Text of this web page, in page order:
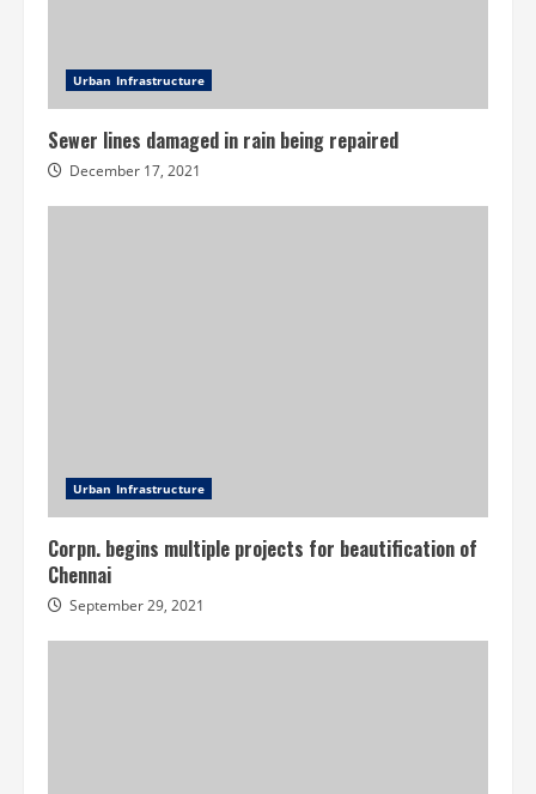
Urban Infrastructure
Sewer lines damaged in rain being repaired
December 17, 2021
Urban Infrastructure
Corpn. begins multiple projects for beautification of
Chennai
September 29, 2021